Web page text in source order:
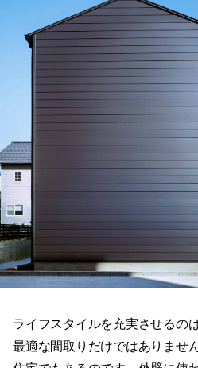
ライフスタイルを充実させるの
最適な間取りだけではありませ